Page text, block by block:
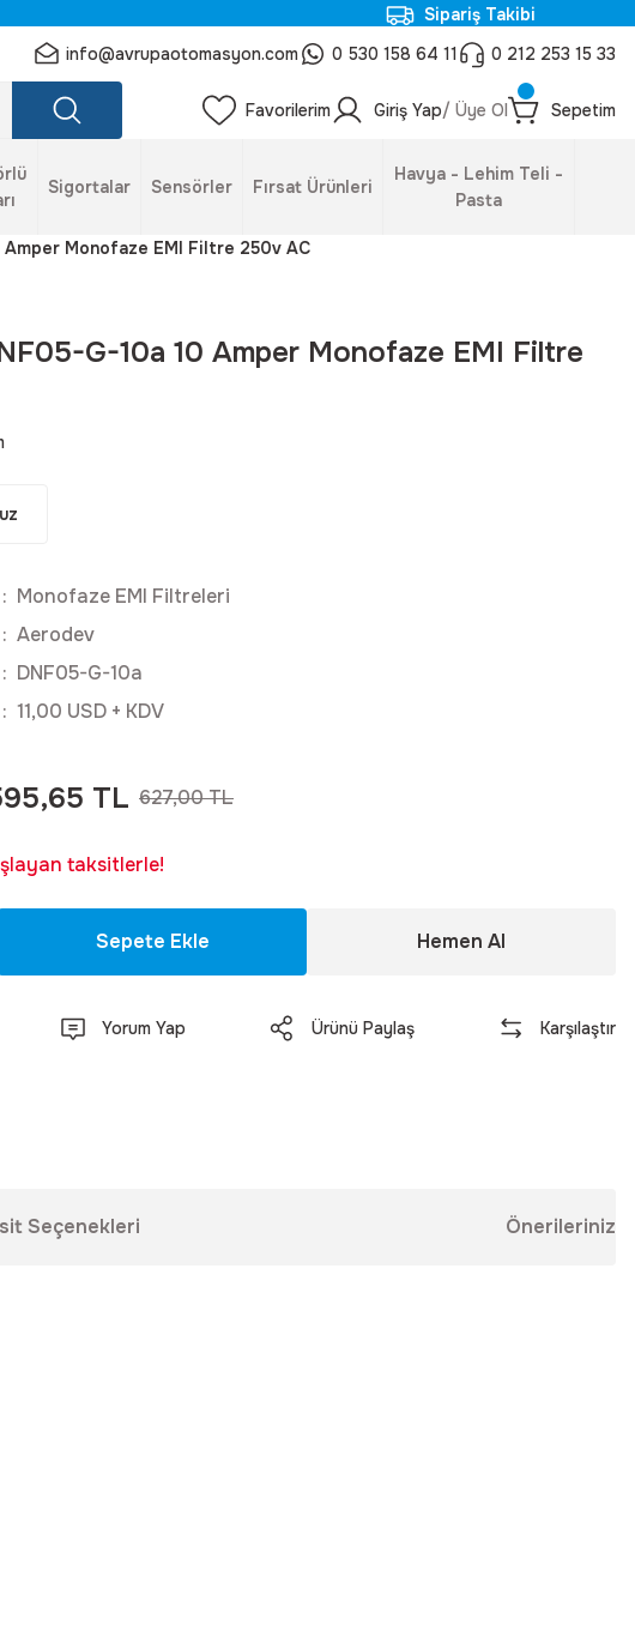
Sipariş Takibi
info@avrupaotomasyon.com 0 530 158 64 11 0 212 253 15 33
Favorilerim Giriş Yap/ Üye Ol Sepetim
Sigortalar Sensörler Fırsat Ürünleri
Havya - Lehim Teli -
Pasta
Amper Monofaze EMI Filtre 250v AC
G-10a 10 Amper Monofaze EMI Filtre
Monofaze EMI Filtreleri
Aerodev
DNF05-G-10a
11,00 USD + KDV
TL 627,00 TL
taksitlerle!
Sepete Ekle Hemen Al
Yorum Yap Ürünü Paylaş Karşılaştır
Seçenekleri Önerileriniz